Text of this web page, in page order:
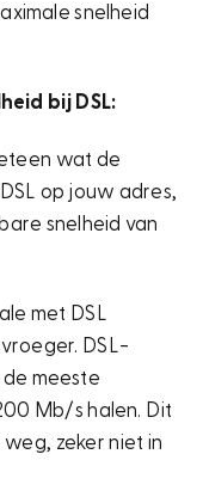
snelheid
bij DSL:
wat de
op jouw adres,
snelheid van
met DSL
DSL-
meeste
Mb/s halen. Dit
zeker niet in